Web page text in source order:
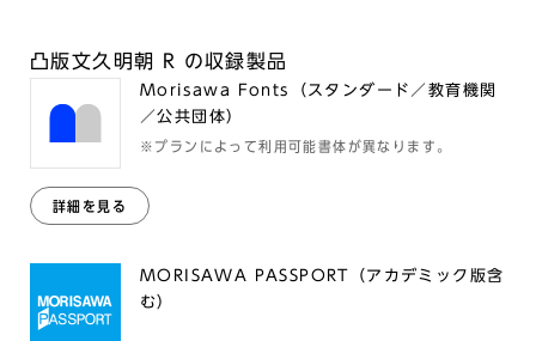
凸版文久明朝 R の収録製品
Morisawa Fonts（スタンダード／教育機関
／公共団体）
※プランによって利用可能書体が異なります。
詳細を見る
MORISAWA PASSPORT（アカデミック版含
む）